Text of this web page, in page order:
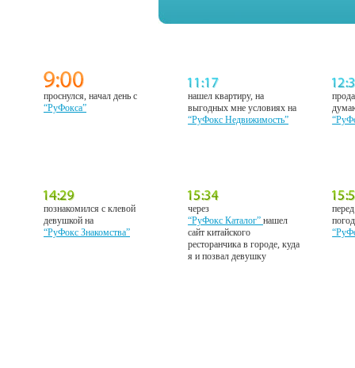
проснулся, начал день с
“РуФокса”
нашел квартиру, на
выгодных мне условиях на
“РуФокс Недвижимость”
познакомился с клевой
девушкой на
“РуФокс Знакомства”
через
“РуФокс Каталог”нашел
сайт китайского
ресторанчика в городе, куда
я и позвал девушку